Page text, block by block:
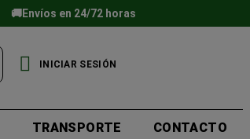
🚚Envíos en 24/72 horas
INICIAR SESIÓN
TRANSPORTE CONTACTO